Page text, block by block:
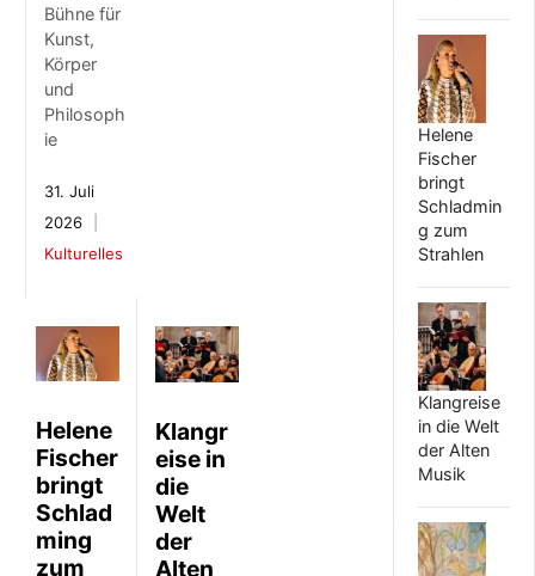
Bühne für
Kunst,
Körper
und
Philosoph
ie
31. Juli
2026
Kulturelles
Helene
Fischer
bringt
Schlad
ming
zum
Klangr
eise in
die
Welt
der
Alten
Helene
Fischer
bringt
Schladmin
g zum
Strahlen
Klangreise
in die Welt
der Alten
Musik